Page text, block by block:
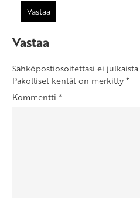
Vastaa
Vastaa
Sähköpostiosoitettasi ei julkaista.
Pakolliset kentät on merkitty*
Kommentti *